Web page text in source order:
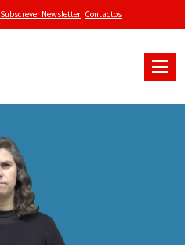
Subscrever Newsletter Contactos
Toggle